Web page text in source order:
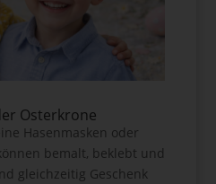
Osterkrone
Hasenmasken oder
bemalt, beklebt und
gleichzeitig Geschenk